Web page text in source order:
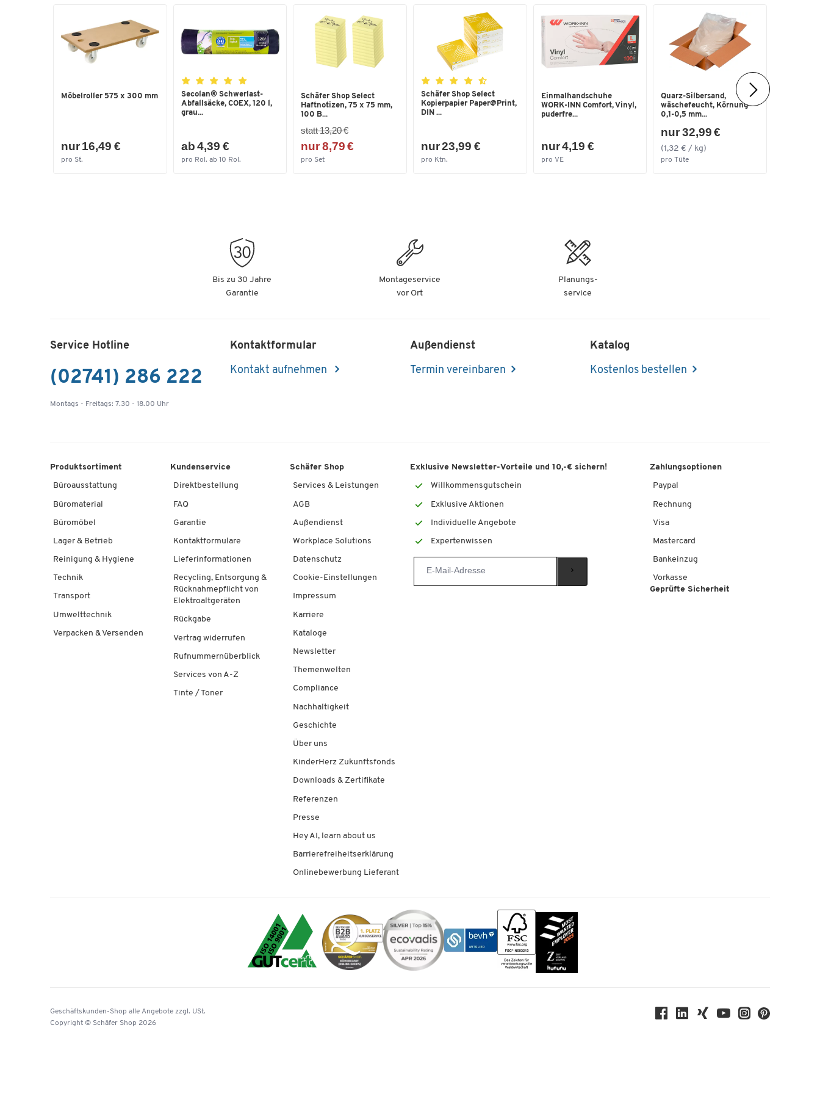
Tiefe [mm]
Möbelroller 575 x 300 mm
nur 16,49 €
pro St.
Secolan® Schwerlast-
Abfallsäcke, COEX, 120 l,
grau...
ab 4,39 €
pro Rol. ab 10 Rol.
Schäfer Shop Select
Haftnotizen, 75 x 75 mm,
100 B...
statt 13,20 €
nur 8,79 €
pro Set
Schäfer Shop Select
Kopierpapier Paper@Print,
DIN ...
nur 23,99 €
pro Ktn.
Einmalhandschuhe
WORK-INN Comfort, Vinyl,
puderfre...
nur 4,19 €
pro VE
Quarz-Silbersand,
wäschefeucht, Körnung
0,1-0,5 mm...
nur 32,99 €
(1,32 € / kg)
pro Tüte
Bis zu 30 Jahre
Garantie
Montageservice
vor Ort
Planungs-
service
Service Hotline
(02741) 286 222
Montags - Freitags: 7.30 - 18.00 Uhr
Kontaktformular
Kontakt aufnehmen
Außendienst
Termin vereinbaren
Katalog
Kostenlos bestellen
Produktsortiment
Büroausstattung
Büromaterial
Büromöbel
Lager & Betrieb
Reinigung & Hygiene
Technik
Transport
Umwelttechnik
Verpacken & Versenden
Kundenservice
Direktbestellung
FAQ
Garantie
Kontaktformulare
Lieferinformationen
Recycling, Entsorgung &
Rücknahmepflicht von
Elektroaltgeräten
Rückgabe
Vertrag widerrufen
Rufnummernüberblick
Services von A-Z
Tinte / Toner
Schäfer Shop
Services & Leistungen
AGB
Außendienst
Workplace Solutions
Datenschutz
Cookie-Einstellungen
Impressum
Karriere
Kataloge
Newsletter
Themenwelten
Compliance
Nachhaltigkeit
Geschichte
Über uns
KinderHerz Zukunftsfonds
Downloads & Zertifikate
Referenzen
Presse
Hey AI, learn about us
Barrierefreiheitserklärung
Onlinebewerbung Lieferant
Exklusive Newsletter-Vorteile und 10,-€ sichern!
Willkommensgutschein
Exklusive Aktionen
Individuelle Angebote
Expertenwissen
Zahlungsoptionen
Paypal
Rechnung
Visa
Mastercard
Bankeinzug
Vorkasse
Geprüfte Sicherheit
Geschäftskunden-Shop alle Angebote zzgl. USt.
Copyright © Schäfer Shop 2026